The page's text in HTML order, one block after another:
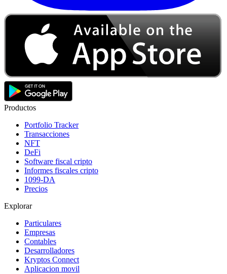
Productos
Portfolio Tracker
Transacciones
NFT
DeFi
Software fiscal cripto
Informes fiscales cripto
1099-DA
Precios
Explorar
Particulares
Empresas
Contables
Desarrolladores
Kryptos Connect
Aplicacion movil